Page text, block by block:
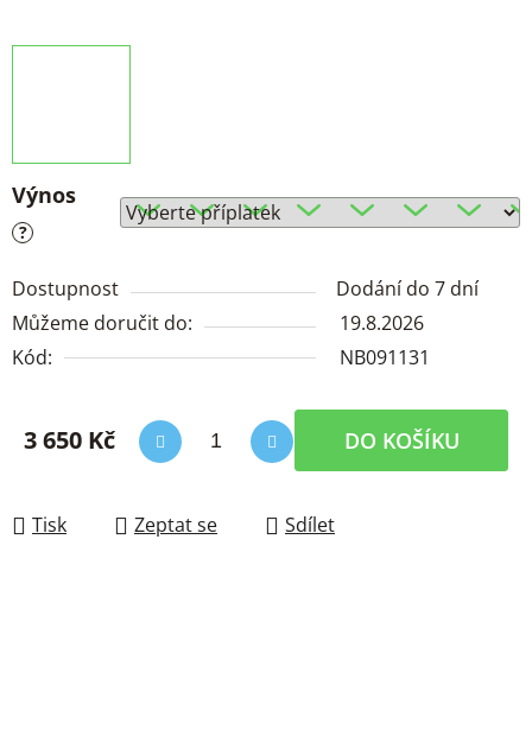
Výnos
?
Dostupnost
Dodání do 7 dní
Můžeme doručit do:
19.8.2026
Kód:
NB091131
3 650 Kč DO KOŠÍKU
Tisk Zeptat se Sdílet